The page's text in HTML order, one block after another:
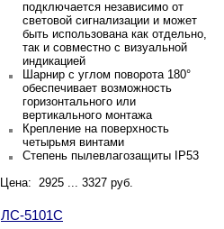
подключается независимо от
световой сигнализации и может
быть использована как отдельно,
так и совместно с визуальной
индикацией
Шарнир с углом поворота 180°
обеспечивает возможность
горизонтального или
вертикального монтажа
Крепление на поверхность
четырьмя винтами
Степень пылевлагозащиты IP53
Цена: 2925 ... 3327 руб.
ЛС-5101С